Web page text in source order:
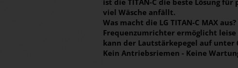
ist die TITAN-C die beste Lösung
viel Wäsche anfällt.
Was macht die LG TITAN-C MAX
Frequenzumrichter ermöglicht
kann der Lautstärkepegel auf unter
Kein Antriebsriemen - Keine